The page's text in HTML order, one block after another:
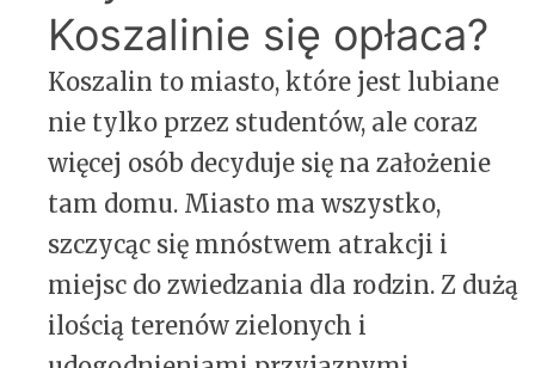
Koszalinie się opłaca?
Koszalin to miasto, które jest lubiane
nie tylko przez studentów, ale coraz
więcej osób decyduje się na założenie
tam domu. Miasto ma wszystko,
szczycąc się mnóstwem atrakcji i
miejsc do zwiedzania dla rodzin. Z dużą
ilością terenów zielonych i